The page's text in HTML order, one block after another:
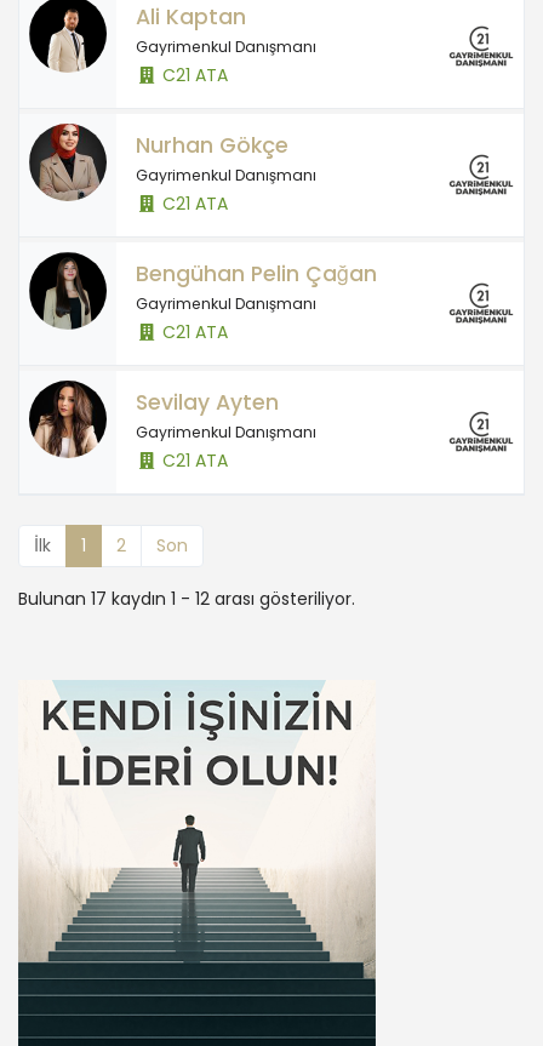
Ali Kaptan
Gayrimenkul Danışmanı
C21 ATA
Nurhan Gökçe
Gayrimenkul Danışmanı
C21 ATA
Bengühan Pelin Çağan
Gayrimenkul Danışmanı
C21 ATA
Sevilay Ayten
Gayrimenkul Danışmanı
C21 ATA
İlk 1 2 Son
Bulunan 17 kaydın 1 - 12 arası gösteriliyor.